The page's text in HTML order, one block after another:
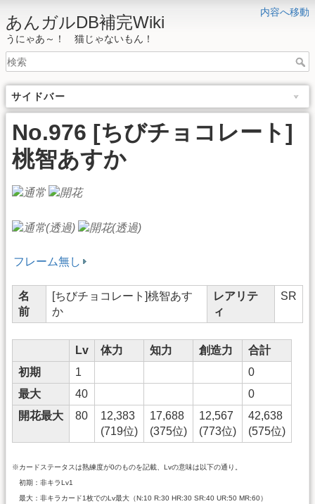
内容へ移動
あんガルDB補完Wiki
うにゃあ～！ 猫じゃないもん！
サイドバー
No.976 [ちびチョコレート]
桃智あすか
フレーム無し
名
前
[ちびチョコレート]桃智あす
か
レアリテ
ィ
SR
Lv 体力 知力 創造力
合計
初期
1
0
最大
40
0
開花最大
80
12,383
(719位)
17,688
(375位)
12,567
(773位)
42,638
(575位)
※カードステータスは熟練度が0のものを記載、Lvの意味は以下の通り。
初期：非キラLv1
最大：非キラカード1枚でのLv最大（N:10 R:30 HR:30 SR:40 UR:50 MR:60）